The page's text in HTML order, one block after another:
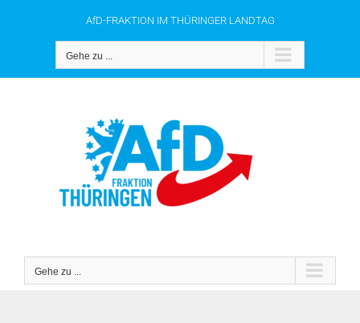
AfD-FRAKTION IM THÜRINGER LANDTAG
Gehe zu ...
Gehe zu ...